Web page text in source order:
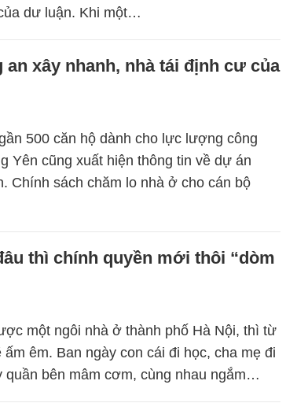
dư luận. Khi một…
an xây nhanh, nhà tái định cư của
500 căn hộ dành cho lực lượng công
Yên cũng xuất hiện thông tin về dự án
Chính sách chăm lo nhà ở cho cán bộ
thì chính quyền mới thôi “dòm
một ngôi nhà ở thành phố Hà Nội, thì từ
ấm êm. Ban ngày con cái đi học, cha mẹ đi
quần bên mâm cơm, cùng nhau ngắm…